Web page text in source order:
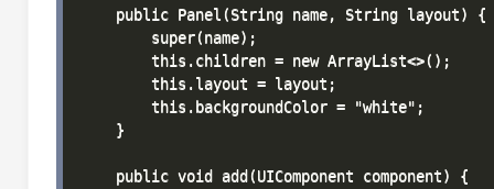
    public Panel(String name, String layout) {
        super(name);
        this.children = new ArrayList<>();
        this.layout = layout;
        this.backgroundColor = "white";
    }
    public void add(UIComponent component) {